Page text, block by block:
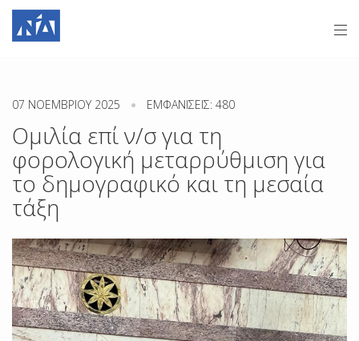
07 ΝΟΕΜΒΡΊΟΥ 2025 ΕΜΦΑΝΊΣΕΙΣ: 480
Ομιλία επί ν/σ για τη
φορολογική μεταρρύθμιση για
το δημογραφικό και τη μεσαία
τάξη